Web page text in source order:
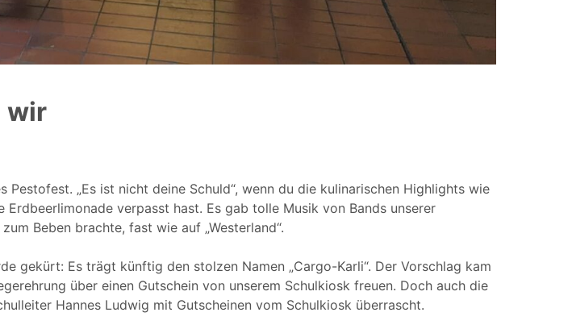
wir
„Es ist nicht deine Schuld“, wenn du die kulinarischen Highlights wie
verpasst hast. Es gab tolle Musik von Bands unserer
Beben brachte, fast wie auf „Westerland“.
gekürt: Es trägt künftig den stolzen Namen „Cargo-Karli“. Der Vorschlag kam
über einen Gutschein von unserem Schulkiosk freuen. Doch auch die
Hannes Ludwig mit Gutscheinen vom Schulkiosk überrascht.